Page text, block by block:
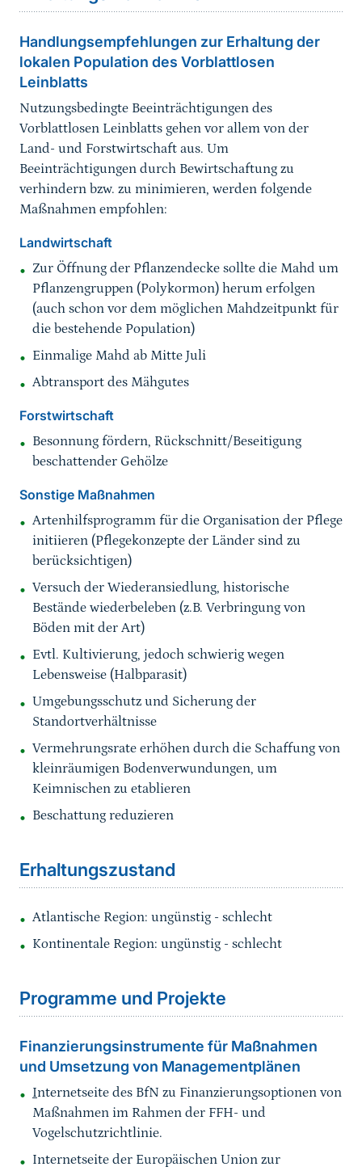
Handlungsempfehlungen zur Erhaltung der
lokalen Population des Vorblattlosen
Leinblatts
Nutzungsbedingte Beeinträchtigungen des
Vorblattlosen Leinblatts gehen vor allem von der
Land- und Forstwirtschaft aus. Um
Beeinträchtigungen durch Bewirtschaftung zu
verhindern bzw. zu minimieren, werden folgende
Maßnahmen empfohlen:
Landwirtschaft
Zur Öffnung der Pflanzendecke sollte die Mahd um
Pflanzengruppen (Polykormon) herum erfolgen
(auch schon vor dem möglichen Mahdzeitpunkt für
die bestehende Population)
Einmalige Mahd ab Mitte Juli
Abtransport des Mähgutes
Forstwirtschaft
Besonnung fördern, Rückschnitt/Beseitigung
beschattender Gehölze
Sonstige Maßnahmen
Artenhilfsprogramm für die Organisation der Pflege
initiieren (Pflegekonzepte der Länder sind zu
berücksichtigen)
Versuch der Wiederansiedlung, historische
Bestände wiederbeleben (z.B. Verbringung von
Böden mit der Art)
Evtl. Kultivierung, jedoch schwierig wegen
Lebensweise (Halbparasit)
Umgebungsschutz und Sicherung der
Standortverhältnisse
Vermehrungsrate erhöhen durch die Schaffung von
kleinräumigen Bodenverwundungen, um
Keimnischen zu etablieren
Beschattung reduzieren
Sprungmarke
Erhaltungszustand
Atlantische Region: ungünstig - schlecht
Kontinentale Region: ungünstig - schlecht
Sprungmarke
Programme und Projekte
Finanzierungsinstrumente für Maßnahmen
und Umsetzung von Managementplänen
Internetseite des BfN zu Finanzierungsoptionen von
Maßnahmen im Rahmen der FFH- und
Vogelschutzrichtlinie.
Internetseite der Europäischen Union zur